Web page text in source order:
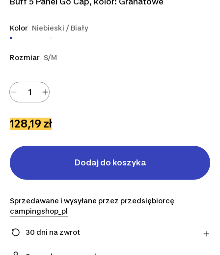
Kolor Niebieski / Biały
Rozmiar S/M
128,19 zł
Dodaj do koszyka
Sprzedawane i wysyłane przez przedsiębiorcę
campingshop_pl
30 dni na zwrot